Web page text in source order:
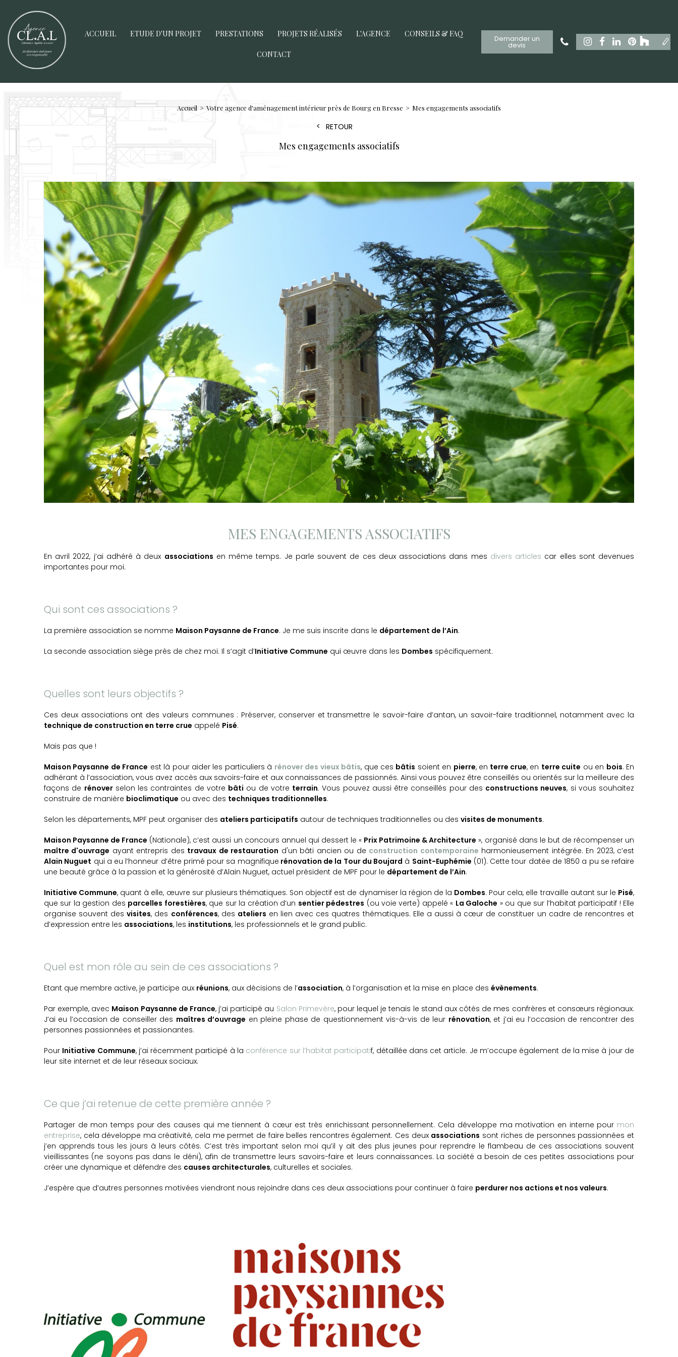
ACCUEIL ETUDE D'UN PROJET PRESTATIONS PROJETS RÉALISÉS L'AGENCE CONSEILS & FAQ
CONTACT
Demander un
devis
Accueil Votre agence d'aménagement intérieur près de Bourg en Bresse Mes engagements associatifs
RETOUR
Mes engagements associatifs
MES ENGAGEMENTS ASSOCIATIFS
En avril 2022, j’ai adhéré à deux associations en même temps. Je parle souvent de ces deux associations dans mes divers articles car elles sont devenues
importantes pour moi.
Qui sont ces associations ?
La première association se nomme Maison Paysanne de France. Je me suis inscrite dans le département de l’Ain.
La seconde association siège près de chez moi. Il s’agit d’Initiative Commune qui œuvre dans les Dombes spécifiquement.
Quelles sont leurs objectifs ?
Ces deux associations ont des valeurs communes : Préserver, conserver et transmettre le savoir-faire d’antan, un savoir-faire traditionnel, notamment avec la
technique de construction en terre crue appelé Pisé.
Mais pas que !
Maison Paysanne de France est là pour aider les particuliers à rénover des vieux bâtis, que ces bâtis soient en pierre, en terre crue, en terre cuite ou en bois. En
adhérant à l’association, vous avez accès aux savoirs-faire et aux connaissances de passionnés. Ainsi vous pouvez être conseillés ou orientés sur la meilleure des
façons de rénoverselon les contraintes de votre bâti ou de votre terrain. Vous pouvez aussi être conseillés pour des constructions neuves, si vous souhaitez
construire de manière bioclimatique ou avec des techniques traditionnelles.
Selon les départements, MPF peut organiser des ateliers participatifs autour de techniques traditionnelles ou des visites de monuments.
Maison Paysanne de France (Nationale), c’est aussi un concours annuel qui dessert le « Prix Patrimoine & Architecture », organisé dans le but de récompenser un
maître d'ouvrage ayant entrepris des travaux de restauration d'un bâti ancien ou de construction contemporaine harmonieusement intégrée. En 2023, c’est
Alain Nuguet qui a eu l’honneur d’être primé pour sa magnifique rénovation de la Tour du Boujard à Saint-Euphémie (01). Cette tour datée de 1850 a pu se refaire
une beauté grâce à la passion et la générosité d’Alain Nuguet, actuel président de MPF pour le département de l’Ain.
Initiative Commune, quant à elle, œuvre sur plusieurs thématiques. Son objectif est de dynamiser la région de la Dombes. Pour cela, elle travaille autant sur le Pisé,
que sur la gestion des parcelles forestières, que sur la création d’un sentier pédestres (ou voie verte) appelé « La Galoche » ou que sur l’habitat participatif ! Elle
organise souvent desvisites, des conférences, des ateliers en lien avec ces quatres thématiques. Elle a aussi à cœur de constituer un cadre de rencontres et
d’expression entre les associations, les institutions, les professionnels et le grand public.
Quel est mon rôle au sein de ces associations ?
Etant que membre active, je participe aux réunions, aux décisions de l’association, à l’organisation et la mise en place des évènements.
Par exemple, avec Maison Paysanne de France, j’ai participé au Salon Primevère, pour lequel je tenais le stand aux côtés de mes confrères et consœurs régionaux.
J’ai eu l’occasion de conseiller des maîtres d’ouvrage en pleine phase de questionnement vis-à-vis de leur rénovation, et j’ai eu l’occasion de rencontrer des
personnes passionnées et passionantes.
Pour Initiative Commune, j’ai récemment participé à la conférence sur l’habitat participatif, détaillée dans cet article. Je m’occupe également de la mise à jour de
leur site internet et de leur réseaux sociaux.
Ce que j’ai retenue de cette première année ?
Partager de mon temps pour des causes qui me tiennent à cœur est très enrichissant personnellement. Cela développe ma motivation en interne pour mon
entreprise, cela développe ma créativité, cela me permet de faire belles rencontres également. Ces deux associations sont riches de personnes passionnées et
j’en apprends tous les jours à leurs côtés. C’est très important selon moi qu’il y ait des plus jeunes pour reprendre le flambeau de ces associations souvent
vieillissantes (ne soyons pas dans le déni), afin de transmettre leurs savoirs-faire et leurs connaissances. La société a besoin de ces petites associations pour
créer une dynamique et défendre des causes architecturales, culturelles et sociales.
J’espère que d’autres personnes motivées viendront nous rejoindre dans ces deux associations pour continuer à faire perdurer nos actions et nos valeurs.